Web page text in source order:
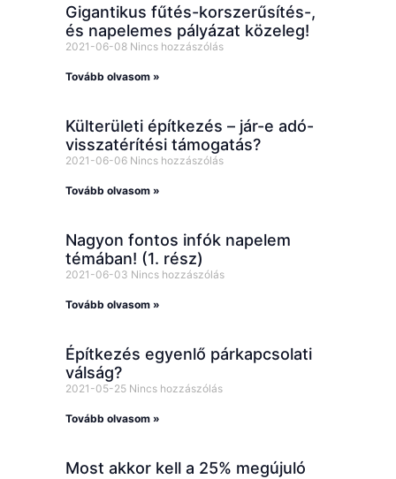
Gigantikus fűtés-korszerűsítés-,
és napelemes pályázat közeleg!
2021-06-08 Nincs hozzászólás
Tovább olvasom »
Külterületi építkezés – jár-e adó-
visszatérítési támogatás?
2021-06-06 Nincs hozzászólás
Tovább olvasom »
Nagyon fontos infók napelem
témában! (1. rész)
2021-06-03 Nincs hozzászólás
Tovább olvasom »
Építkezés egyenlő párkapcsolati
válság?
2021-05-25 Nincs hozzászólás
Tovább olvasom »
Most akkor kell a 25% megújuló